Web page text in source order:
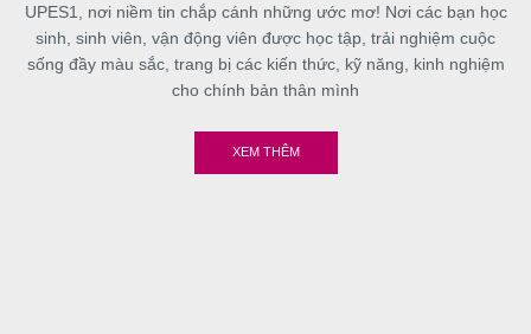
UPES1, nơi niềm tin chắp cánh những ước mơ! Nơi các bạn học
sinh, sinh viên, vận động viên được học tập, trải nghiệm cuộc
sống đầy màu sắc, trang bị các kiến thức, kỹ năng, kinh nghiệm
cho chính bản thân mình
XEM THÊM